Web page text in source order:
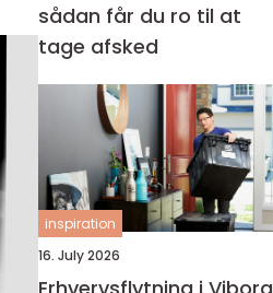
sådan får du ro til at
tage afsked
inspiration
16. July 2026